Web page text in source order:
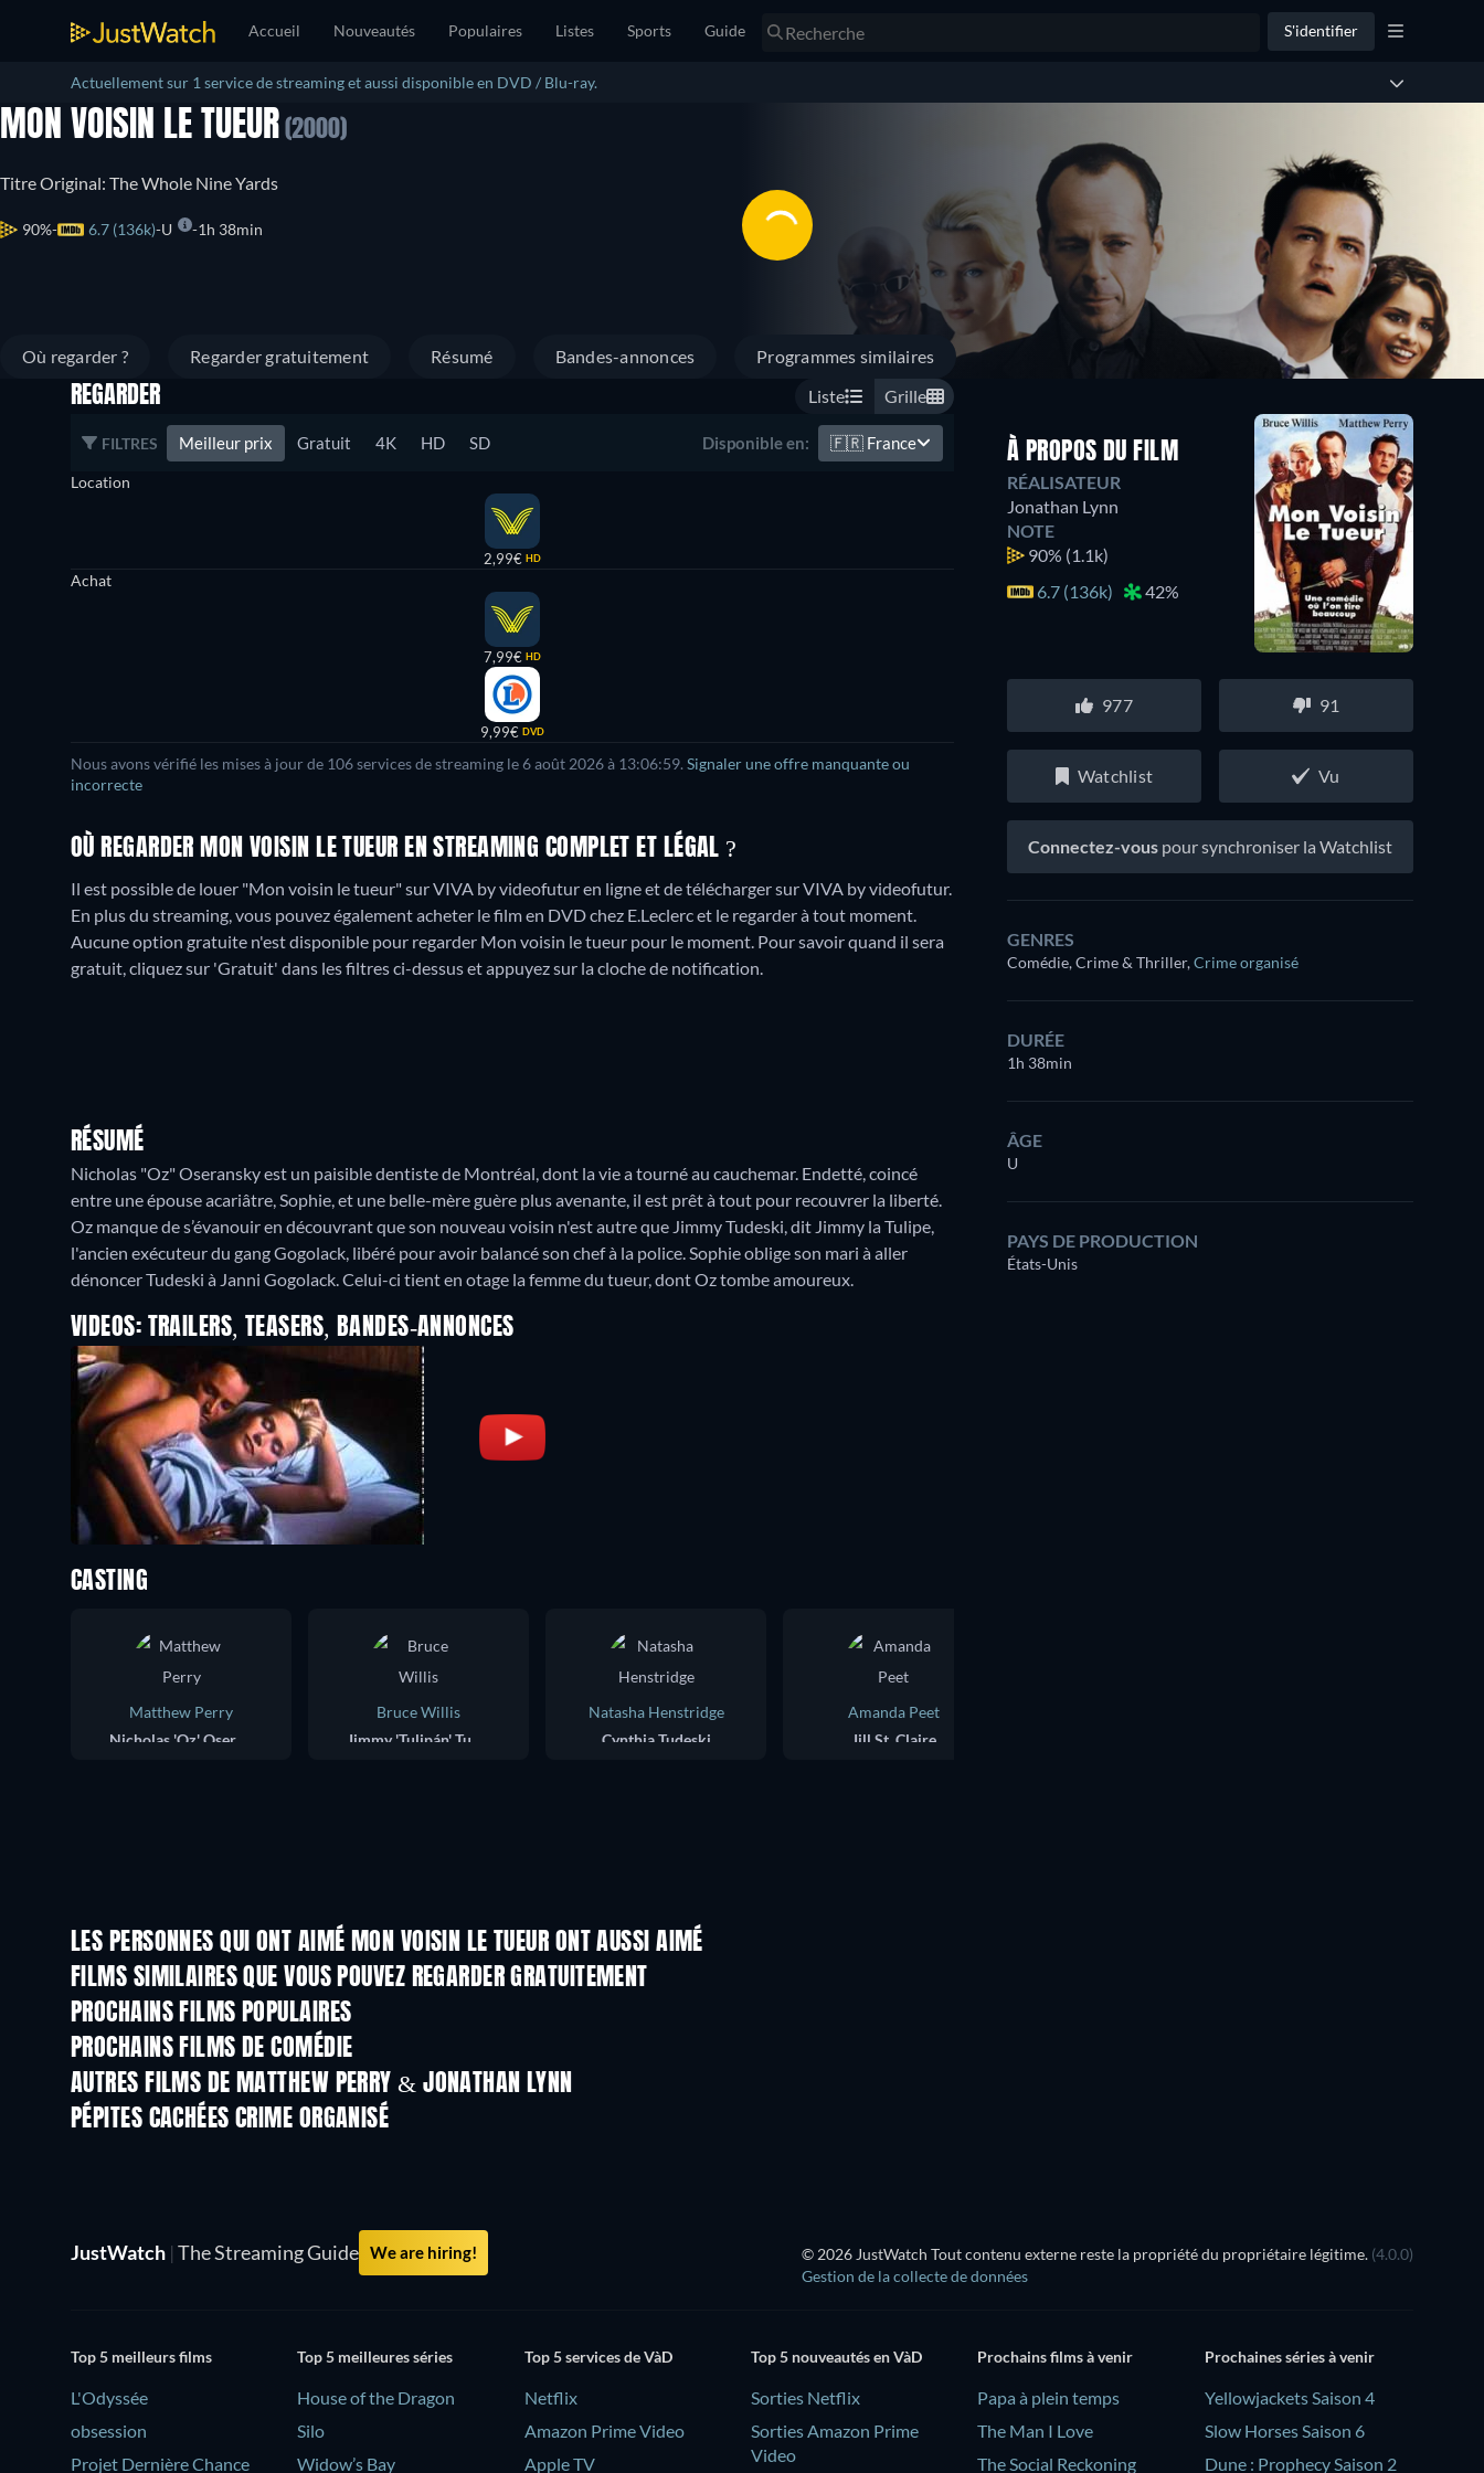
Accueil Nouveautés Populaires Listes Sports Guide S'identifier
Actuellement sur 1 service de streaming et aussi disponible en DVD / Blu-ray.
MON VOISIN LE TUEUR (2000)
Titre Original: The Whole Nine Yards
90% 6.7 (136k) U 1h 38min
Où regarder ? Regarder gratuitement Résumé Bandes-annonces Programmes similaires
REGARDER Liste Grille
FILTRES Meilleur prix Gratuit 4K HD SD Disponible en: 🇫🇷 France
Location
2,99€ HD
Achat
7,99€ HD
9,99€ DVD
Nous avons vérifié les mises à jour de 106services de streaming le6 août 2026à 13:06:59. Signaler une offre manquante ou
incorrecte
OÙ REGARDER MON VOISIN LE TUEUR EN STREAMING COMPLET ET LÉGAL ?
Il est possible de louer "Mon voisin le tueur" sur VIVA by videofutur en ligne et de télécharger sur VIVA by videofutur.
En plus du streaming, vous pouvez également acheter le film en DVD chez E.Leclerc et le regarder à tout moment.
Aucune option gratuite n'est disponible pour regarder Mon voisin le tueur pour le moment. Pour savoir quand il sera
gratuit, cliquez sur 'Gratuit' dans les filtres ci-dessus et appuyez sur la cloche de notification.
RÉSUMÉ
Nicholas "Oz" Oseransky est un paisible dentiste de Montréal, dont la vie a tourné au cauchemar. Endetté, coincé
entre une épouse acariâtre, Sophie, et une belle-mère guère plus avenante, il est prêt à tout pour recouvrer la liberté.
Oz manque de s’évanouir en découvrant que son nouveau voisin n'est autre que Jimmy Tudeski, dit Jimmy la Tulipe,
l'ancien exécuteur du gang Gogolack, libéré pour avoir balancé son chef à la police. Sophie oblige son mari à aller
dénoncer Tudeski à Janni Gogolack. Celui-ci tient en otage la femme du tueur, dont Oz tombe amoureux.
VIDEOS: TRAILERS, TEASERS, BANDES-ANNONCES
À PROPOS DU FILM
RÉALISATEUR
Jonathan Lynn
NOTE
90% (1.1k)
6.7 (136k)
42%
977 91
Watchlist Vu
Connectez-vous pour synchroniser la Watchlist
GENRES
Comédie, Crime & Thriller,Crime organisé
DURÉE
1h 38min
ÂGE
U
PAYS DE PRODUCTION
États-Unis
CASTING
Matthew Perry
Bruce Willis
Natasha Henstridge
Cynthia Tudeski
Amanda Peet
Jill St. Claire
LES PERSONNES QUI ONT AIMÉ MON VOISIN LE TUEUR ONT AUSSI AIMÉ
FILMS SIMILAIRES QUE VOUS POUVEZ REGARDER GRATUITEMENT
PROCHAINS FILMS POPULAIRES
PROCHAINS FILMS DE COMÉDIE
AUTRES FILMS DE MATTHEW PERRY & JONATHAN LYNN
PÉPITES CACHÉES CRIME ORGANISÉ
JustWatch | The Streaming Guide We are hiring! © 2026 JustWatch Tout contenu externe reste la propriété du propriétaire légitime. (4.0.0)
Gestion de la collecte de données
Top 5 meilleurs films
L'Odyssée
obsession
Projet Dernière Chance
Top 5 meilleures séries
House of the Dragon
Silo
Widow’s Bay
Top 5 services de VàD
Netflix
Amazon Prime Video
Apple TV
Top 5 nouveautés en VàD
Sorties Netflix
Sorties Amazon Prime
Video
Prochains films à venir
‎Papa à plein temps
The Man I Love
The Social Reckoning
Prochaines séries à venir
Yellowjackets Saison 4
Slow Horses Saison 6
Dune : Prophecy Saison 2